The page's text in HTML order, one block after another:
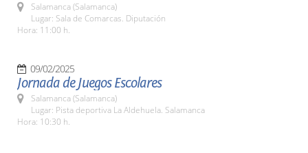
Salamanca (Salamanca)
Lugar: Sala de Comarcas. Diputación
Hora: 11:00 h.
09/02/2025
Jornada de Juegos Escolares
Salamanca (Salamanca)
Lugar: Pista deportiva La Aldehuela. Salamanca
Hora: 10:30 h.